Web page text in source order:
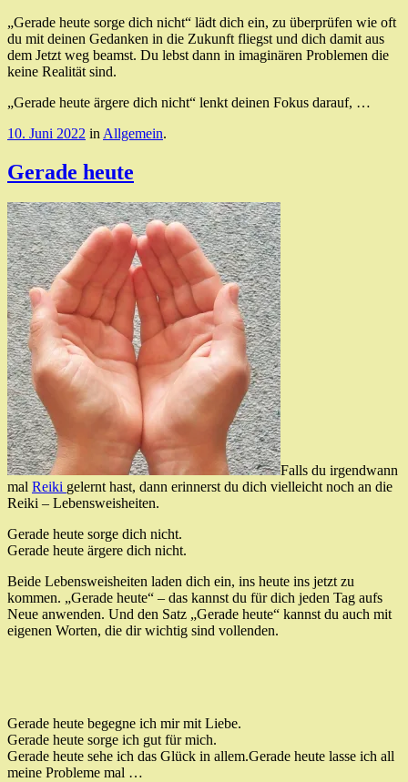
„Gerade heute sorge dich nicht“ lädt dich ein, zu überprüfen wie oft
du mit deinen Gedanken in die Zukunft fliegst und dich damit aus
dem Jetzt weg beamst. Du lebst dann in imaginären Problemen die
keine Realität sind.
„Gerade heute ärgere dich nicht“ lenkt deinen Fokus darauf, …
10. Juni 2022 in Allgemein.
Gerade heute
Falls du irgendwann
mal Reiki gelernt hast, dann erinnerst du dich vielleicht noch an die
Reiki – Lebensweisheiten.
Gerade heute sorge dich nicht.
Gerade heute ärgere dich nicht.
Beide Lebensweisheiten laden dich ein, ins heute ins jetzt zu
kommen. „Gerade heute“ – das kannst du für dich jeden Tag aufs
Neue anwenden. Und den Satz „Gerade heute“ kannst du auch mit
eigenen Worten, die dir wichtig sind vollenden.
Gerade heute begegne ich mir mit Liebe.
Gerade heute sorge ich gut für mich.
Gerade heute sehe ich das Glück in allem.Gerade heute lasse ich all
meine Probleme mal …